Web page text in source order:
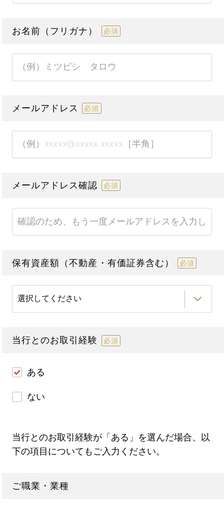
お名前（フリガナ） 必須
メールアドレス 必須
メールアドレス確認 必須
保有資産額（不動産・有価証券含む） 必須
当行とのお取引経験 必須
ある
ない
当行とのお取引経験が「ある」を選んだ場合、以
下の項目についてもご入力ください。
ご職業・業種